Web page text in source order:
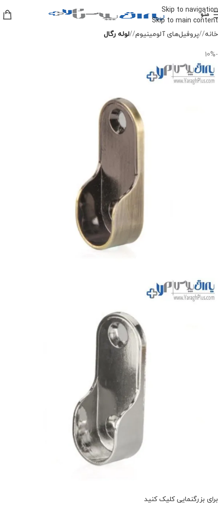
Skip to navigation
Skip to main content
منو
خانه/ پروفیل‌های آلومینیوم/ لوله رگال
-10%
برای بزرگنمایی کلیک کنید